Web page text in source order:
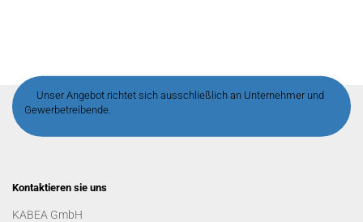
Unser Angebot richtet sich ausschließlich an Unternehmer und
Gewerbetreibende.
Kontaktieren sie uns
KABEA GmbH